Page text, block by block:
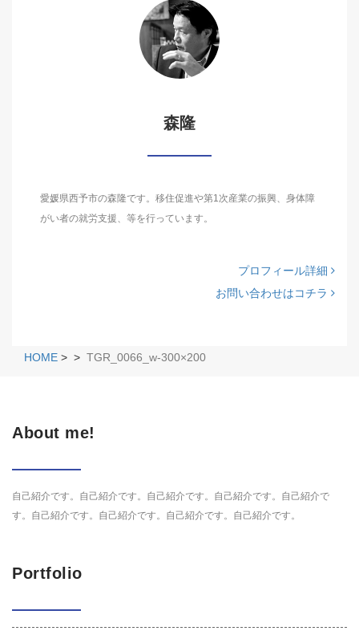
森隆
愛媛県西予市の森隆です。移住促進や第1次産業の振興、身体障
がい者の就労支援、等を行っています。
プロフィール詳細
お問い合わせはコチラ
HOME > > TGR_0066_w-300×200
About me!
自己紹介です。自己紹介です。自己紹介です。自己紹介です。自己紹介で
す。自己紹介です。自己紹介です。自己紹介です。自己紹介です。
Portfolio